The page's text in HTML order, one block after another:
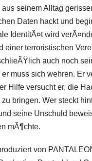
seinem Alltag
Daten hackt und
IdentitÃ¤t wird
einer terroristischen
auch noch
muss sich wehren. Er
Hilfe versucht er, die
bringen. Wer steckt
seine Unschuld
mÃ¶chte.
von